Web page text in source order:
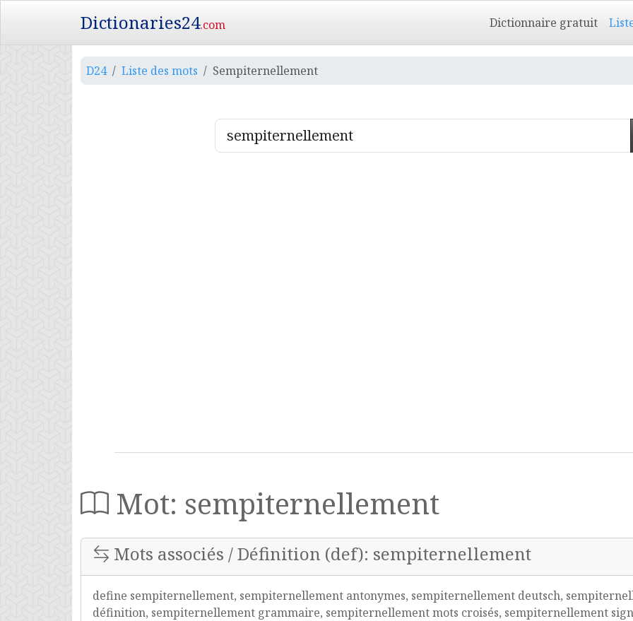
Dictionaries24.com Dictionnaire gratuit
D24 Liste des mots Sempiternellement
Mot: sempiternellement
Mots associés / Définition (def): sempiternellement
define sempiternellement, sempiternellement antonymes, sempiternellement deutsch,
définition, sempiternellement grammaire, sempiternellement mots croisés, sempiternellement